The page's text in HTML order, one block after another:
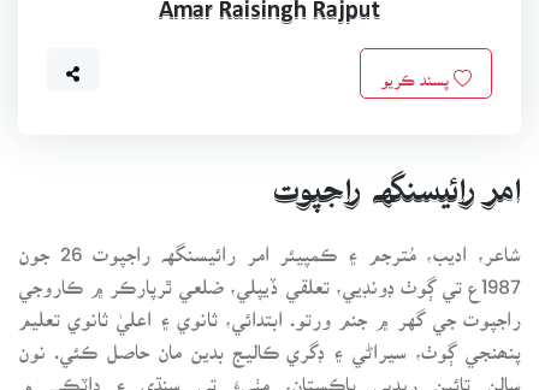
Amar Raisingh Rajput
امر رائيسنگهہ راجپوت
1987ع تي ڳوٺ ڊونڊيي، تعلقي ڏيپلي، ضلعي ٿرپارڪر ۾ ڪاروجي
راجپوت جي گهر ۾ جنم ورتو. ابتدائي، ثانوي ۽ اعليٰ ثانوي تعليم
پنھنجي ڳوٺ، سيراڻي ۽ ڊگري ڪاليج بدين مان حاصل ڪئي. نون
سالن تائين ريڊيي پاڪستان، مٺيءَ تي سنڌي ۽ ڍاٽڪي ۾